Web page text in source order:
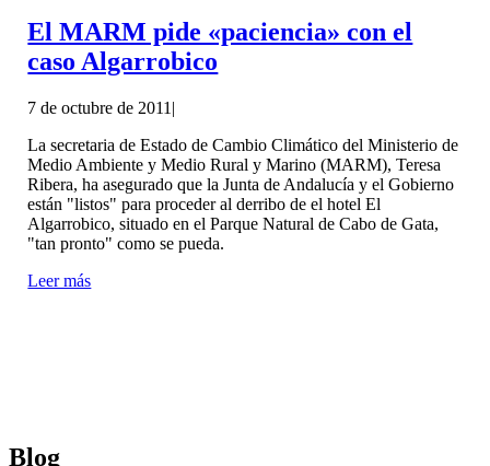
El MARM pide «paciencia» con el
caso Algarrobico
7 de octubre de 2011 |
La secretaria de Estado de Cambio Climático del Ministerio de
Medio Ambiente y Medio Rural y Marino (MARM), Teresa
Ribera, ha asegurado que la Junta de Andalucía y el Gobierno
están "listos" para proceder al derribo de el hotel El
Algarrobico, situado en el Parque Natural de Cabo de Gata,
"tan pronto" como se pueda.
Leer más
Blog